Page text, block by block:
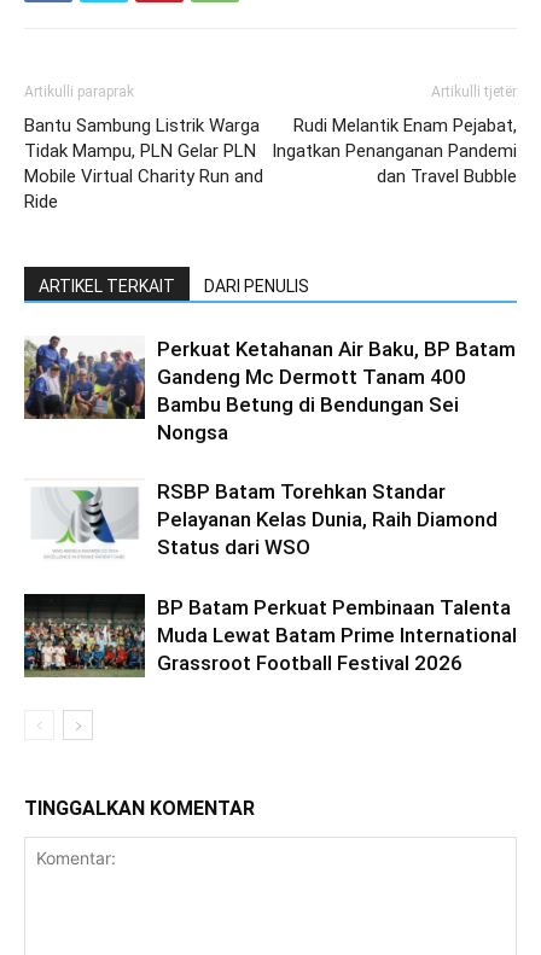
Artikulli paraprak
Bantu Sambung Listrik Warga
Tidak Mampu, PLN Gelar PLN
Mobile Virtual Charity Run and
Ride
Artikulli tjetër
Rudi Melantik Enam Pejabat,
Ingatkan Penanganan Pandemi
dan Travel Bubble
ARTIKEL TERKAIT DARI PENULIS
Perkuat Ketahanan Air Baku, BP Batam
Gandeng Mc Dermott Tanam 400
Bambu Betung di Bendungan Sei
Nongsa
RSBP Batam Torehkan Standar
Pelayanan Kelas Dunia, Raih Diamond
Status dari WSO
BP Batam Perkuat Pembinaan Talenta
Muda Lewat Batam Prime International
Grassroot Football Festival 2026
TINGGALKAN KOMENTAR